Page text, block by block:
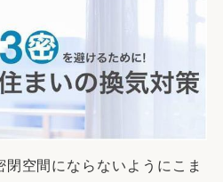
空間にならないようにこま